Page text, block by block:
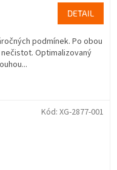
DETAIL
podmínek. Po obou
Optimalizovaný
Kód: XG-2877-001